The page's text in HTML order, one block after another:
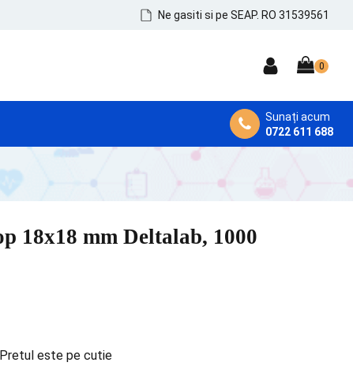
Ne gasiti si pe SEAP. RO 31539561
DEZINFECTANȚI MEDICALI
Dezinfectanți de Mâini, Piele și Tegumente
Dezinfectanți Instrumentar
Dezinfectanți Suprafețe și MicroAeroflora
Sunați acum
0722 611 688
18x18 mm Deltalab, 1000
este pe cutie